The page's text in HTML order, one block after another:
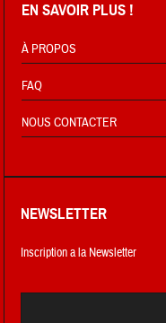
EN SAVOIR PLUS !
À PROPOS
FAQ
NOUS CONTACTER
NEWSLETTER
Inscription a la Newsletter